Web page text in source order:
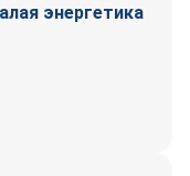
энергетика